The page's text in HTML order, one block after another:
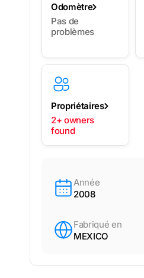
Odomètre
Pas de
problèmes
Propriétaires
2+ owners
found
Année
2008
Fabriqué en
MEXICO